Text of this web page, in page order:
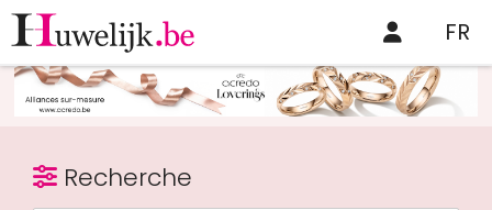
FR
Recherche